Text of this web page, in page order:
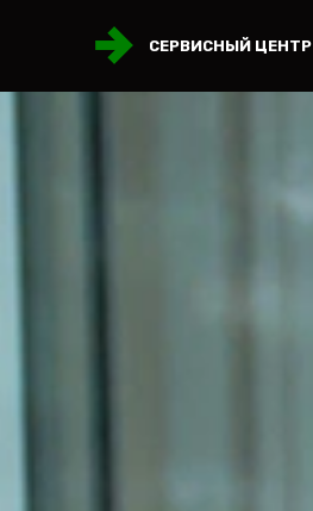
СЕРВИСНЫЙ ЦЕНТР